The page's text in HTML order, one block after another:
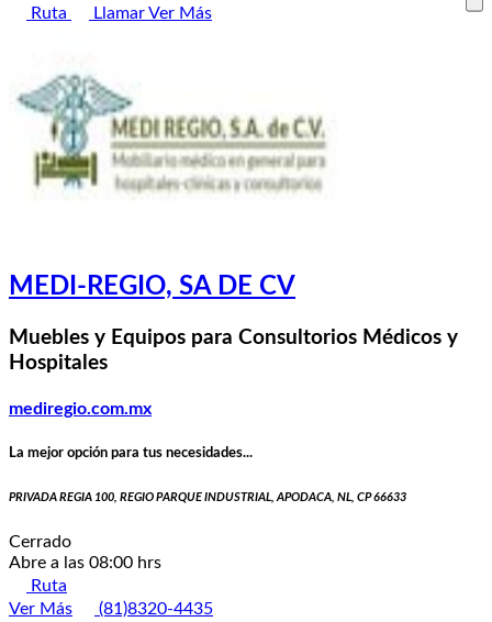
Ruta LlamarVer Más
MEDI-REGIO, SA DE CV
Muebles y Equipos para Consultorios Médicos y
Hospitales
mediregio.com.mx
La mejor opción para tus necesidades...
PRIVADA REGIA 100, REGIO PARQUE INDUSTRIAL, APODACA, NL, CP 66633
Cerrado
Abre a las 08:00 hrs
Ruta
Ver Más
(81)8320-4435